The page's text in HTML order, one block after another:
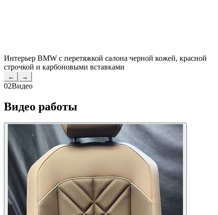
Интерьер BMW с перетяжкой салона черной кожей, красной
строчкой и карбоновыми вставками
← →
02Видео
Видео работы